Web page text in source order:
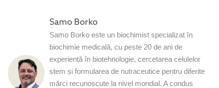
Samo Borko
Samo Borko este un biochimist specializat în
biochimie medicală, cu peste 20 de ani de
experiență în biotehnologie, cercetarea celulelor
stem și formularea de nutraceutice pentru diferite
mărci recunoscute la nivel mondial. A condus